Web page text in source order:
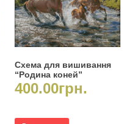
Схема для вишивання
“Родина коней”
400.00грн.